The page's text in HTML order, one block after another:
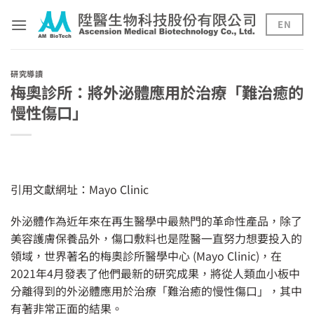
content
EN
研究導讀
梅奧診所：將外泌體應用於治療「難治癒的
慢性傷口」
引用文獻網址： Mayo Clinic
外泌體作為近年來在再生醫學中最熱門的革命性產品，除了
美容護膚保養品外，傷口敷料也是陞醫一直努力想要投入的
領域，世界著名的梅奧診所醫學中心 (Mayo Clinic)，在
2021年4月發表了他們最新的研究成果，將從人類血小板中
分離得到的外泌體應用於治療「難治癒的慢性傷口」，其中
有著非常正面的結果。